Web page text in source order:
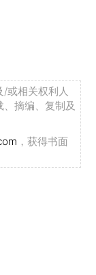
或相关权利人
摘编、复制及
，获得书面